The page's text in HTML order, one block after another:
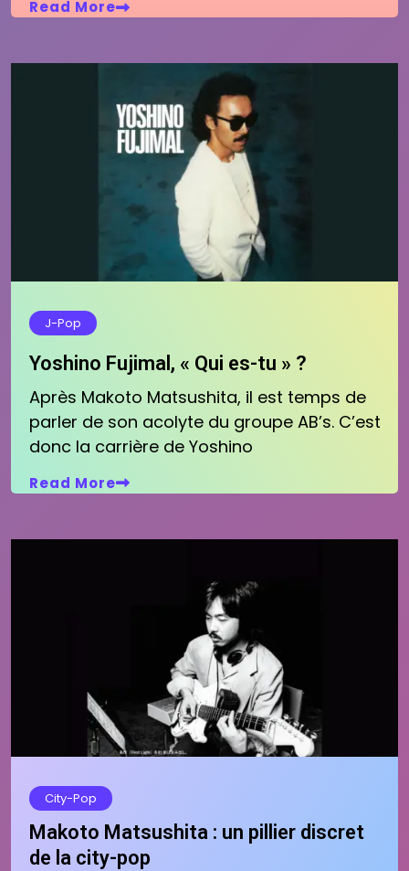
Read More
J-Pop
Yoshino Fujimal, « Qui es-tu » ?
Après Makoto Matsushita, il est temps de
parler de son acolyte du groupe AB’s. C’est
donc la carrière de Yoshino
Read More
City-Pop
Makoto Matsushita : un pillier discret
de la city-pop